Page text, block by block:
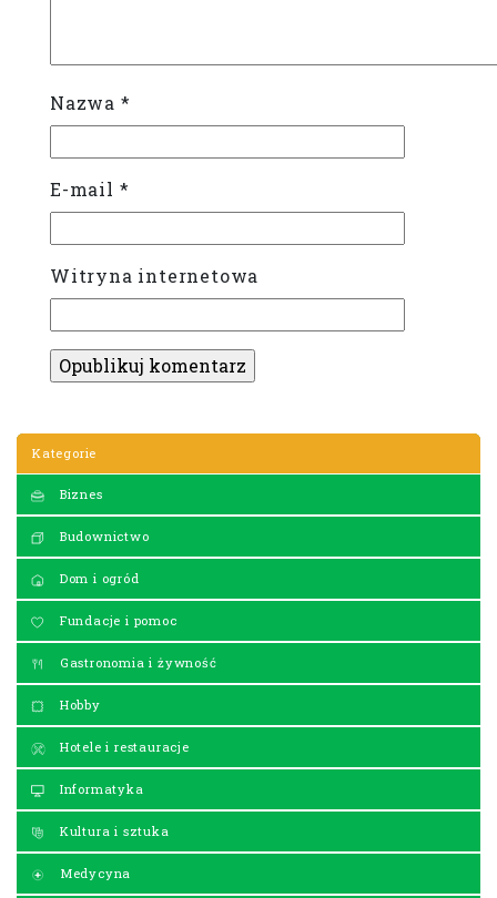
Kategorie
Biznes
Budownictwo
Dom i ogród
Fundacje i pomoc
Gastronomia i żywność
Hobby
Hotele i restauracje
Informatyka
Kultura i sztuka
Medycyna
Nazwa *
E-mail *
Witryna internetowa